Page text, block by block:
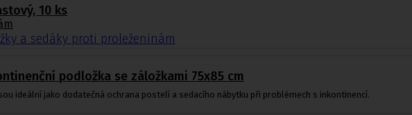
a sedáky proti proleženinám
10 ks
podložka se záložkami 75x85 cm
ideální jako dodatečná ochrana postelí a sedacího nábytku při problémech s inkontinencí.